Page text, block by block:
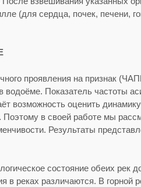
(для сердца, почек, печени,
проявления на признак
водоёме. Показатель частоты
возможность оценить
в своей работе мы
Результаты
состояние обеих рек
в реках различаются. В горной